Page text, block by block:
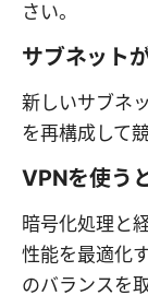
さい。
サブネット
新しいサブネ
を再構成して
VPNを使う
暗号化処理と
性能を最適化
のバランスを